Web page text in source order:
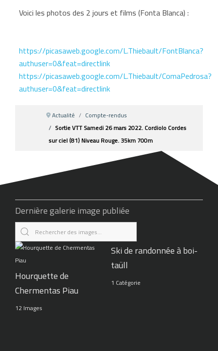
Voici les photos des 2 jours et films (Fonta Blanca) :
https://picasaweb.google.com/L.Thiebault/FontBlanca?
authuser=0&feat=directlink
https://picasaweb.google.com/L.Thiebault/ComaPedrosa?
authuser=0&feat=directlink
Actualité
Compte-rendus
Sortie VTT Samedi 26 mars 2022. Cordiolo Cordes
sur ciel (81) Niveau Rouge. 35km 700m
Dernière galerie image publiée
Hourquette de
Chermentas Piau
12 Images
Ski de randonnée à boi-
taüll
1 Catégorie